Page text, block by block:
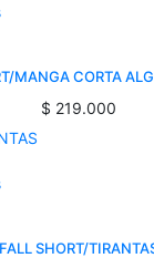
MANGA CORTA
$ 219.000
FALL SHORT/